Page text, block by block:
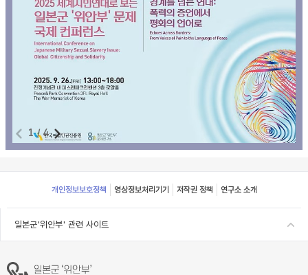
1/4
Footer
개인정보보호정책 영상정보처리기기 저작권 정책 연구소 소개
일본군'위안부' 관련 사이트